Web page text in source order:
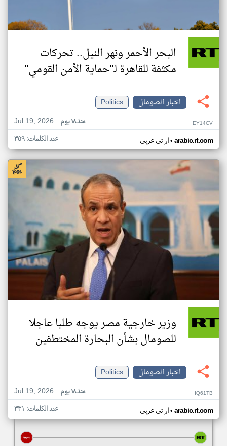
البحر الأحمر ونهر النيل.. تحركات
مكثفة للقاهرة لـ"حماية الأمن القومي"
اخبار الصومال
Politics
Jul 19, 2026
منذ ١٨ يوم EY14CV
ار تي عربي• arabic.rt.com عدد الكلمات: ٣٥٩
وزير خارجية مصر يوجه طلبا عاجلا
للصومال بشأن البحارة المختطفين
اخبار الصومال
Politics
Jul 19, 2026
منذ ١٨ يوم IQ61TB
ار تي عربي• arabic.rt.com عدد الكلمات: ٣٣١